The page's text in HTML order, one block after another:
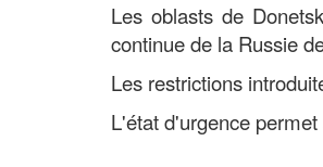
Les oblasts de
continue de la Russie
Les restrictions
L'état d'urgence